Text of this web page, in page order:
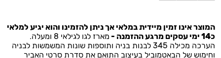
המוצר אינו זמין מיידית במלאי אך ניתן להזמינו והוא יגיע למלאי
כ14 ימי עסקים מרגע ההזמנה -
מארז לגו לגילאי 8 ומעלה.
הערכה מכילה 345 לבנות בניה ותוספות שונות המשמשות לבניה
וחימוש של הבאטמוביל בעיצוב התואם את סדרת סרטי האביר